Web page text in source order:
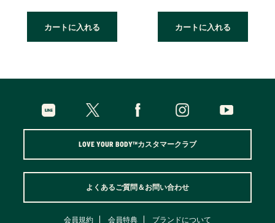
カートに入れる カートに入れる
LOVE YOUR BODY™カスタマークラブ
よくあるご質問＆お問い合わせ
会員規約 会員特典 ブランドについて